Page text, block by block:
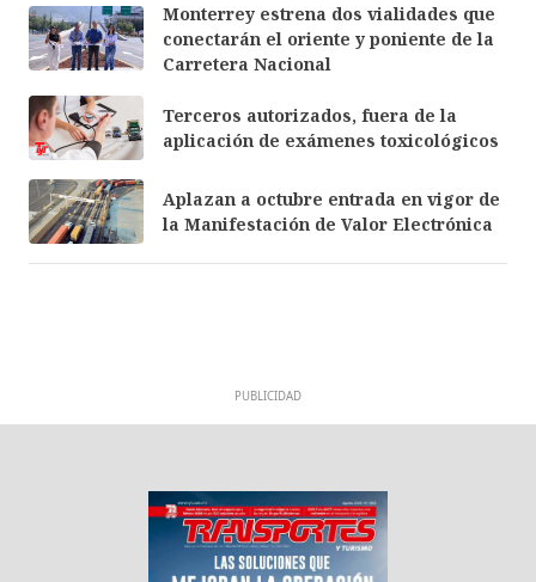
Monterrey estrena dos vialidades que
conectarán el oriente y poniente de la
Carretera Nacional
Terceros autorizados, fuera de la
aplicación de exámenes toxicológicos
Aplazan a octubre entrada en vigor de
la Manifestación de Valor Electrónica
PUBLICIDAD